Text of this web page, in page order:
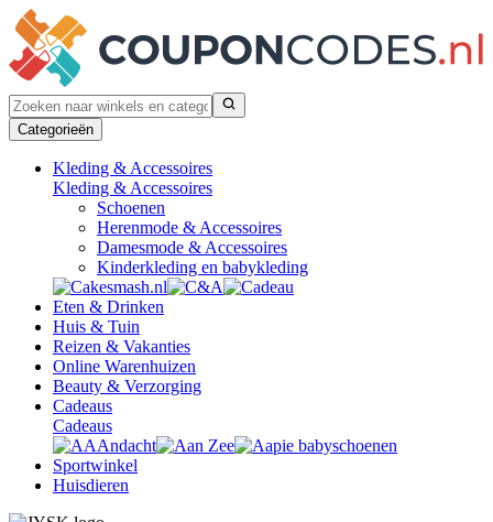
Categorieën
Kleding & Accessoires
Kleding & Accessoires
Schoenen
Herenmode & Accessoires
Damesmode & Accessoires
Kinderkleding en babykleding
Eten & Drinken
Huis & Tuin
Reizen & Vakanties
Online Warenhuizen
Beauty & Verzorging
Cadeaus
Cadeaus
Sportwinkel
Huisdieren